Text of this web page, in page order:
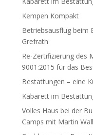
Kempen Kompakt
Betriebsausflug beim
Grefrath
Re-Zertifizierung des
9001:2015 für das
Bestattungen – eine
Kabarett im
Volles Haus bei der
Camps mit Martin